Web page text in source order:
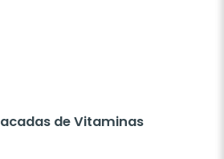
de Vitaminas